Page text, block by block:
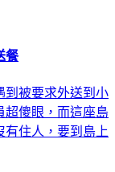
餐
到被要求外送到小
超傻眼，而這座島
有住人，要到島上